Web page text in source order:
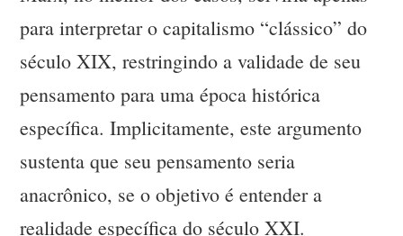
para interpretar o capitalismo “clássico” do
século XIX, restringindo a validade de seu
pensamento para uma época histórica
específica. Implicitamente, este argumento
sustenta que seu pensamento seria
anacrônico, se o objetivo é entender a
realidade específica do século XXI.